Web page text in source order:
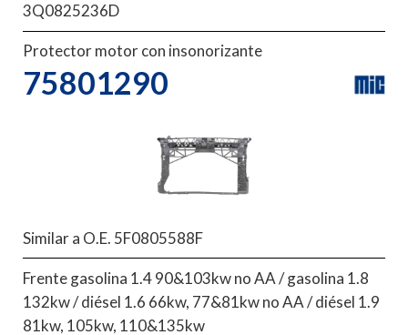
3Q0825236D
Protector motor con insonorizante
75801290
Similar a O.E. 5F0805588F
Frente gasolina 1.4 90&103kw no AA / gasolina 1.8
132kw / diésel 1.6 66kw, 77&81kw no AA / diésel 1.9
81kw, 105kw, 110&135kw